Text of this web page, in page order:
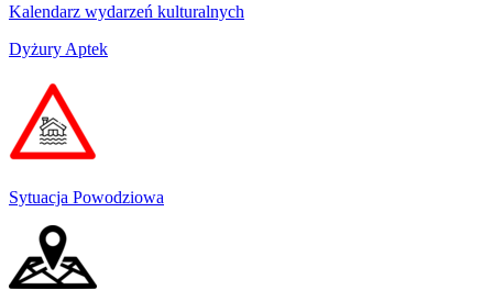
Kalendarz wydarzeń kulturalnych
Dyżury Aptek
Sytuacja Powodziowa